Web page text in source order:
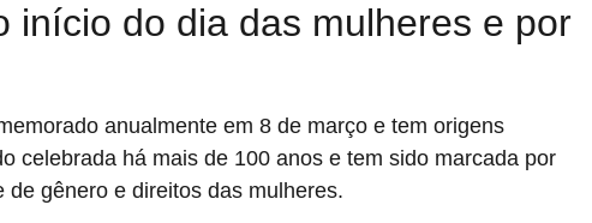
início do dia das mulheres e por
anualmente em 8 de março e tem origens
celebrada há mais de 100 anos e tem sido marcada por
de gênero e direitos das mulheres.